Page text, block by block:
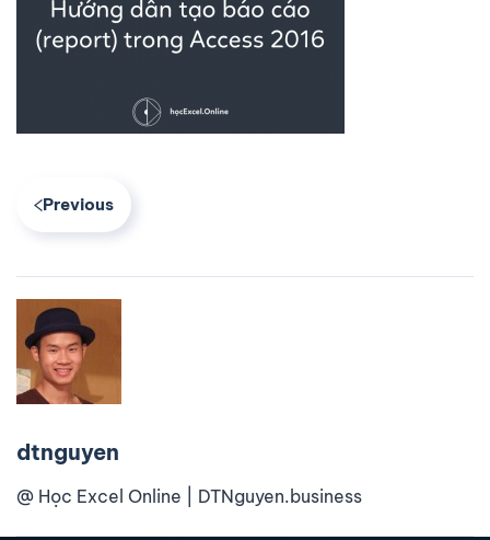
Previous
dtnguyen
@ Học Excel Online | DTNguyen.business